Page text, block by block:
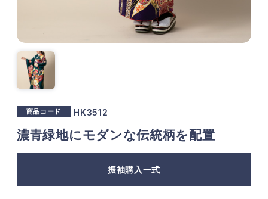
商品コード HK3512
濃青緑地にモダンな伝統柄を配置
振袖購入一式